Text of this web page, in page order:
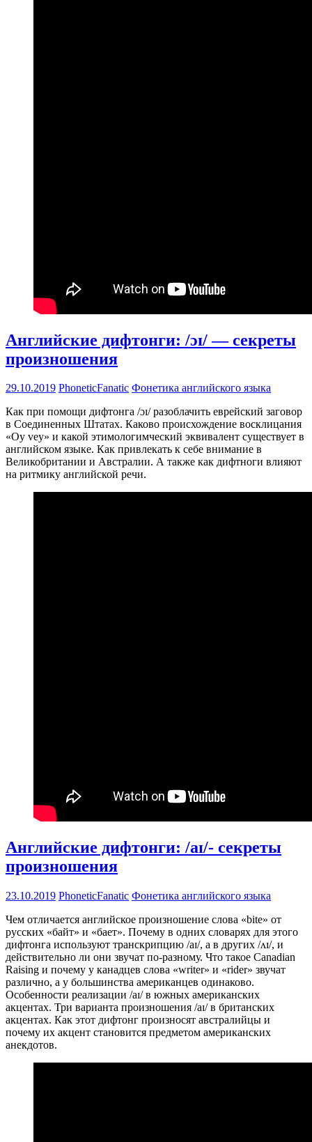
Английские дифтонги: /ɔɪ/ — секреты
произношения
29.10.2019 PhoneticFanatic Фонетика английского языка
Как при помощи дифтонга /ɔɪ/ разоблачить еврейский заговор
в Соединенных Штатах. Каково происхождение восклицания
«Oy vey» и какой этимологимческий эквивалент существует в
английском языке. Как привлекать к себе внимание в
Великобритании и Австралии. А также как дифтноги влияют
на ритмику английской речи.
Английские дифтонги: /aɪ/- секреты
произношения
23.10.2019 PhoneticFanatic Фонетика английского языка
Чем отличается английское произношение слова «bite» от
русских «байт» и «бает». Почему в одних словарях для этого
дифтонга используют транскрипцию /aɪ/, а в других /ʌɪ/, и
действительно ли они звучат по-разному. Что такое Canadian
Raising и почему у канадцев слова «writer» и «rider» звучат
различно, а у большинства американцев одинаково.
Особенности реализации /aɪ/ в южных американских
акцентах. Три варианта произношения /aɪ/ в британских
акцентах. Как этот дифтонг произносят австралийцы и
почему их акцент становится предметом американских
анекдотов.